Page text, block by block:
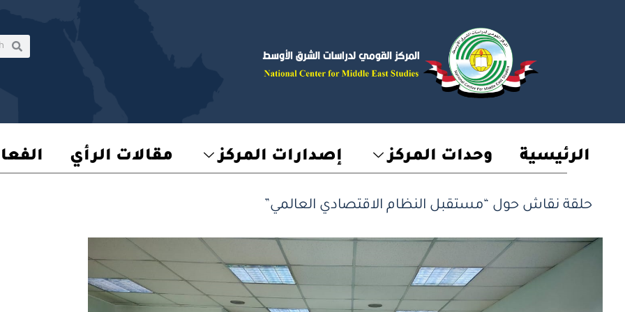
الرئيسية وحدات المركز إصدارات المركز مقالات الرأي
حلقة نقاش حول “مستقبل النظام الاقتصادي العالمي”